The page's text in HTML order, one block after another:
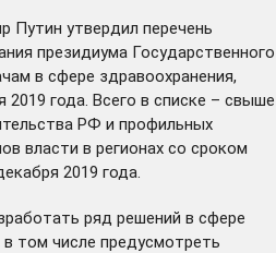
Путин утвердил перечень
президиума Государственного
в сфере здравоохранения,
года. Всего в списке – свыше
РФ и профильных
власти в регионах со сроком
2019 года.
ряд решений в сфере
том числе предусмотреть